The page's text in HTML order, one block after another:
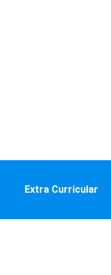
Extra Curricular